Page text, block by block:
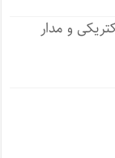
و مدار